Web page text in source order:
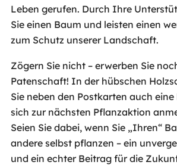
Leben gerufen. Durch Ihre
Sie einen Baum und leisten einen
zum Schutz unserer Landschaft.
Zögern Sie nicht – erwerben Sie
Patenschaft! In der hübschen
Sie neben den Postkarten auch
sich zur nächsten Pflanzaktion
Seien Sie dabei, wenn Sie „Ihren“
andere selbst pflanzen – ein
und ein echter Beitrag für die